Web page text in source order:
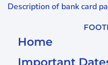
Description of bank card
Home